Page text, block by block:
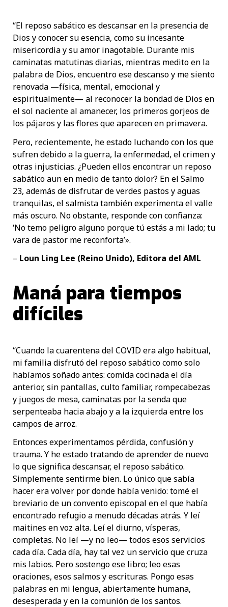
“El reposo sabático es descansar en la presencia de
Dios y conocer su esencia, como su incesante
misericordia y su amor inagotable. Durante mis
caminatas matutinas diarias, mientras medito en la
palabra de Dios, encuentro ese descanso y me siento
renovada —física, mental, emocional y
espiritualmente— al reconocer la bondad de Dios en
el sol naciente al amanecer, los primeros gorjeos de
los pájaros y las flores que aparecen en primavera.
Pero, recientemente, he estado luchando con los que
sufren debido a la guerra, la enfermedad, el crimen y
otras injusticias. ¿Pueden ellos encontrar un reposo
sabático aun en medio de tanto dolor? En el Salmo
23, además de disfrutar de verdes pastos y aguas
tranquilas, el salmista también experimenta el valle
más oscuro. No obstante, responde con confianza:
‘No temo peligro alguno porque tú estás a mi lado; tu
vara de pastor me reconforta’».
– Loun Ling Lee (Reino Unido), Editora del AML
Maná para tiempos
difíciles
“Cuando la cuarentena del COVID era algo habitual,
mi familia disfrutó del reposo sabático como solo
habíamos soñado antes: comida cocinada el día
anterior, sin pantallas, culto familiar, rompecabezas
y juegos de mesa, caminatas por la senda que
serpenteaba hacia abajo y a la izquierda entre los
campos de arroz.
Entonces experimentamos pérdida, confusión y
trauma. Y he estado tratando de aprender de nuevo
lo que significa descansar, el reposo sabático.
Simplemente sentirme bien. Lo único que sabía
hacer era volver por donde había venido: tomé el
breviario de un convento episcopal en el que había
encontrado refugio a menudo décadas atrás. Y leí
maitines en voz alta. Leí el diurno, vísperas,
completas. No leí —y no leo— todos esos servicios
cada día. Cada día, hay tal vez un servicio que cruza
mis labios. Pero sostengo ese libro; leo esas
oraciones, esos salmos y escrituras. Pongo esas
palabras en mi lengua, abiertamente humana,
desesperada y en la comunión de los santos.